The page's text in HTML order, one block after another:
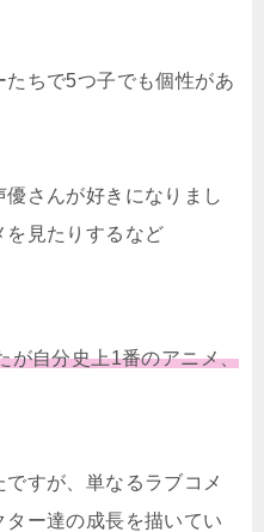
ちで5つ子でも個性があ
さんが好きになりまし
を見たりするなど
が自分史上1番のアニメ、
すが、単なるラブコメ
ー達の成長を描いてい